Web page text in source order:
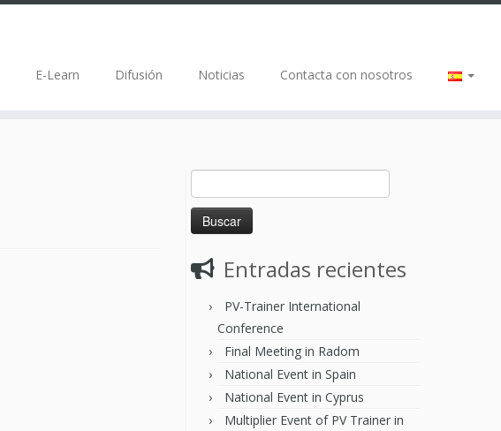
E-Learn Difusión Noticias Contacta con nosotros
Entradas recientes
PV-Trainer International
Conference
Final Meeting in Radom
National Event in Spain
National Event in Cyprus
Multiplier Event of PV Trainer in